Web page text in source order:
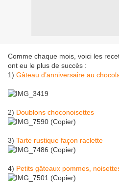
Comme chaque mois, voici les
ont eu le plus de succès :
1) Gâteau d’anniversaire au
2) Doublons choconoisettes
3) Tarte rustique façon raclette
4) Petits gâteaux pommes,